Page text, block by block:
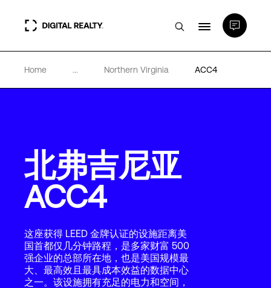
数据中心
合作伙伴
专业知识和资源
关于
Language
Home ... Northern Virginia ACC4
北弗吉尼亚
ACC4
这座获得 LEED 金牌认证的设施距离美
国首都仅几分钟路程，是多家财富 500
强企业的总部所在地，也是美国规模最
大、最高效且最具成本效益的数据中心
之一。该设施拥有充足的电力和空间，